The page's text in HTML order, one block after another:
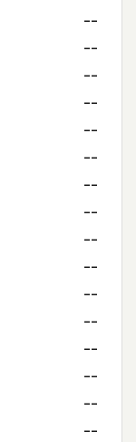
--
--
--
--
--
--
--
--
--
--
--
--
--
--
--
--